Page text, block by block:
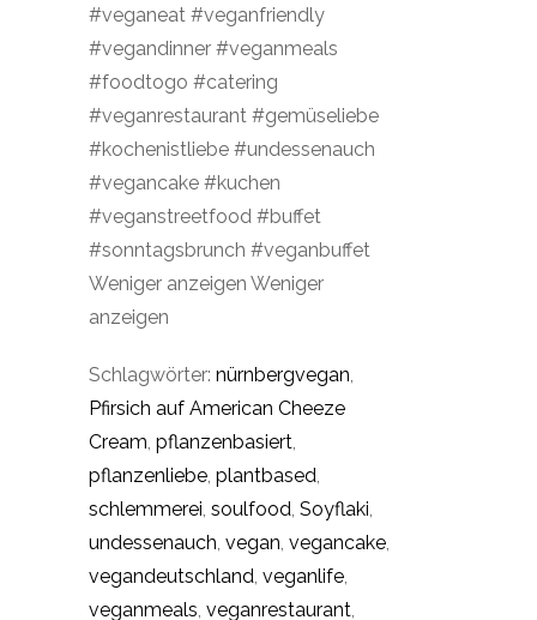
#veganeat #veganfriendly
#vegandinner #veganmeals
#foodtogo #catering
#veganrestaurant #gemüseliebe
#kochenistliebe #undessenauch
#vegancake #kuchen
#veganstreetfood #buffet
#sonntagsbrunch #veganbuffet
Weniger anzeigen Weniger
anzeigen
Schlagwörter: nürnbergvegan,
Pfirsich auf American Cheeze
Cream, pflanzenbasiert,
pflanzenliebe, plantbased,
schlemmerei, soulfood, Soyflaki,
undessenauch, vegan, vegancake,
vegandeutschland, veganlife,
veganmeals, veganrestaurant,